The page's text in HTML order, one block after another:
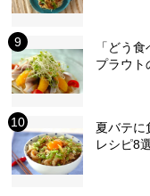
「どう
プラウト
夏バテに
レシピ8